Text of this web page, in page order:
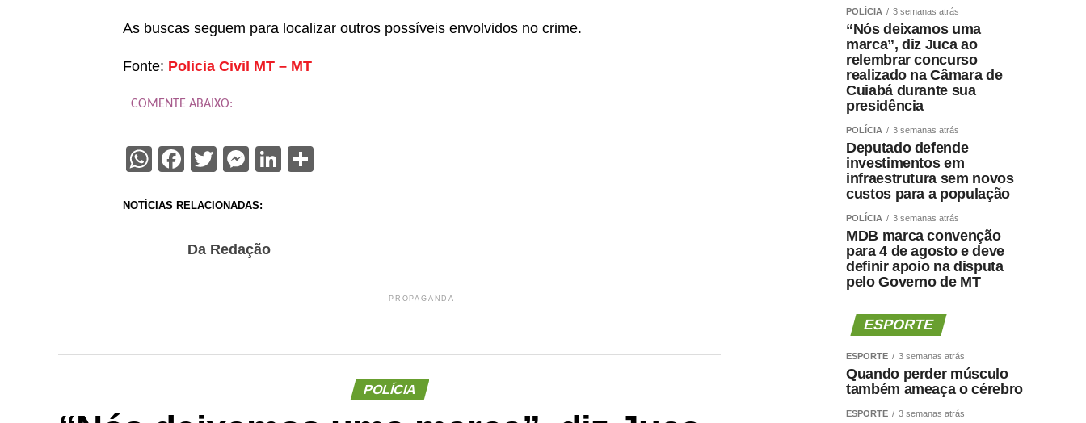
As buscas seguem para localizar outros possíveis envolvidos no crime.
Fonte: Policia Civil MT – MT
COMENTE ABAIXO:
WhatsApp
Facebook
TwitterMessenger
LinkedIn
NOTÍCIAS RELACIONADAS:
Da Redação
PROPAGANDA
POLÍCIA
POLÍCIA 3 semanas atrás
“Nós deixamos uma
marca”, diz Juca ao
relembrar concurso
realizado na Câmara de
Cuiabá durante sua
presidência
POLÍCIA 3 semanas atrás
Deputado defende
investimentos em
infraestrutura sem novos
custos para a população
POLÍCIA 3 semanas atrás
MDB marca convenção
para 4 de agosto e deve
definir apoio na disputa
pelo Governo de MT
ESPORTE
ESPORTE 3 semanas atrás
Quando perder músculo
também ameaça o cérebro
ESPORTE 3 semanas atrás